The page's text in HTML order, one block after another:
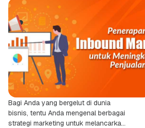
Bagi Anda yang bergelut di dunia
bisnis, tentu Anda mengenal berbagai
strategi marketing untuk melancarkan